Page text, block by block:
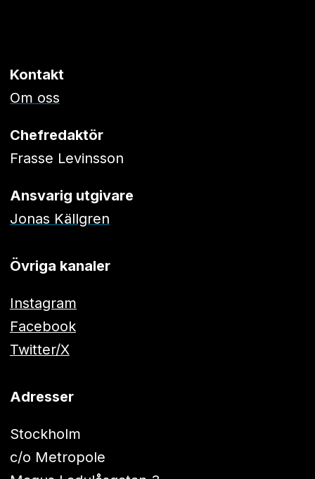
Kontakt
Om oss
Chefredaktör
Frasse Levinsson
Ansvarig utgivare
Jonas Källgren
Övriga kanaler
Instagram
Facebook
Twitter/X
Adresser
Stockholm
c/o Metropole